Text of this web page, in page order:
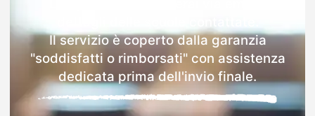
Il servizio è coperto dalla garanzia
"soddisfatti o rimborsati" con assistenza
dedicata prima dell'invio finale.